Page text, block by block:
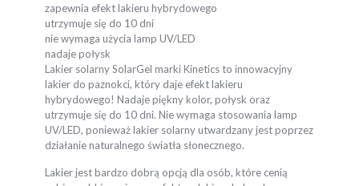
zapewnia efekt lakieru hybrydowego
utrzymuje się do 10 dni
nie wymaga użycia lamp UV/LED
nadaje połysk
Lakier solarny SolarGel marki Kinetics to innowacyjny
lakier do paznokci, który daje efekt lakieru
hybrydowego! Nadaje piękny kolor, połysk oraz
utrzymuje się do 10 dni. Nie wymaga stosowania lamp
UV/LED, ponieważ lakier solarny utwardzany jest poprzez
działanie naturalnego światła słonecznego.
Lakier jest bardzo dobrą opcją dla osób, które cenią